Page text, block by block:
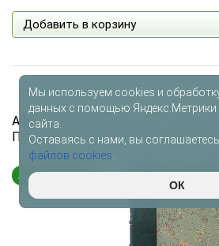
Добавить в корзину
Афинская полития Аристотеля и
Плутарха (Антикварная книга
Антиквариат
Мы используем cookies и
данных с помощью Яндекс.Метрики
сайта.
Оставаясь с нами, вы
файлов cookies
ОК